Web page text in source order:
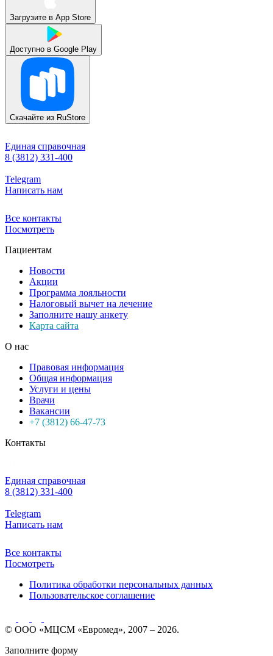
Загрузите в App Store
Доступно в Google Play
Скачайте из RuStore
Единая справочная
8 (3812) 331-400
Telegram
Написать нам
Все контакты
Посмотреть
Пациентам
Новости
Акции
Программа лояльности
Налоговый вычет на лечение
Заполните нашу анкету
Карта сайта
О нас
Правовая информация
Общая информация
Услуги и цены
Врачи
Вакансии
+7 (3812) 66-47-73
Контакты
Единая справочная
8 (3812) 331-400
Telegram
Написать нам
Все контакты
Посмотреть
Политика обработки персональных данных
Пользовательское соглашение
© ООО «МЦСМ «Евромед», 2007 – 2026.
Заполните форму